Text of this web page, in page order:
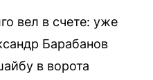
вел в счете: уже
Барабанов
в ворота